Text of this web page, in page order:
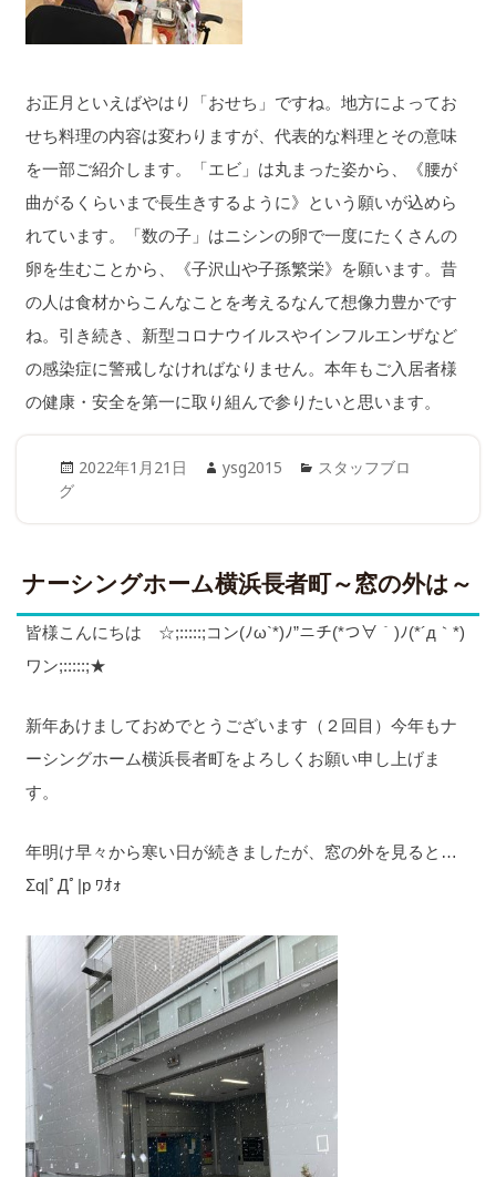
お正月といえばやはり「おせち」ですね。地方によってお
せち料理の内容は変わりますが、代表的な料理とその意味
を一部ご紹介します。「エビ」は丸まった姿から、《腰が
曲がるくらいまで長生きするように》という願いが込めら
れています。「数の子」はニシンの卵で一度にたくさんの
卵を生むことから、《子沢山や子孫繁栄》を願います。昔
の人は食材からこんなことを考えるなんて想像力豊かです
ね。引き続き、新型コロナウイルスやインフルエンザなど
の感染症に警戒しなければなりません。本年もご入居者様
の健康・安全を第一に取り組んで参りたいと思います。
Posted
2022年1月21日 Author
ysg2015 Categories
スタッフブロ
グ
ナーシングホーム横浜長者町～窓の外は～
皆様こんにちは ☆;:::::;コン(ﾉω`*)ﾉ”ニチ(*つ∀｀)ﾉ(*´д｀*)
ワン;:::::;★
新年あけましておめでとうございます（２回目）今年もナ
ーシングホーム横浜長者町をよろしくお願い申し上げま
す。
年明け早々から寒い日が続きましたが、窓の外を見ると…
Σq|ﾟДﾟ|p ﾜｵｫ